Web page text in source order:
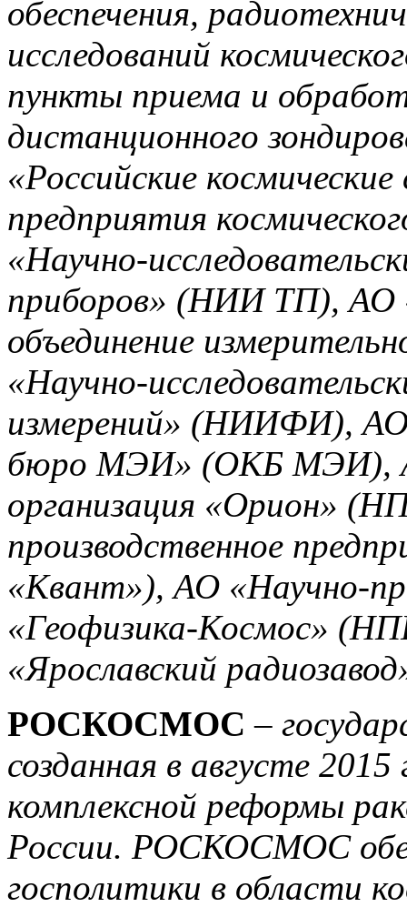
обеспечения,
исследований
пункты приема и
дистанционного
«Российские
предприятия
«Научно-
приборов» (НИИ ТП), АО
объединение
«Научно-
измерений» (НИИФИ), АО
бюро МЭИ» (ОКБ МЭИ),
организация «Орион»
производственное
«Квант»), АО «Научно-
«Геофизика-Космос»
«Ярославский
РОСКОСМОС –
созданная в августе 2015
комплексной реформы
России. РОСКОСМОС
госполитики в области